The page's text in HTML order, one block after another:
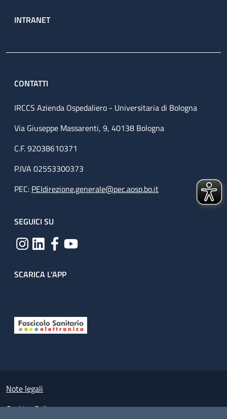
INTRANET
CONTATTI
IRCCS Azienda Ospedaliero - Universitaria di Bologna
Via Giuseppe Massarenti, 9, 40138 Bologna
C.F. 92038610371
P.IVA 02553300373
PEC: PEIdirezione.generale@pec.aosp.bo.it
SEGUICI SU
SCARICA L'APP
Small prints
Note legali
Cookies Policy